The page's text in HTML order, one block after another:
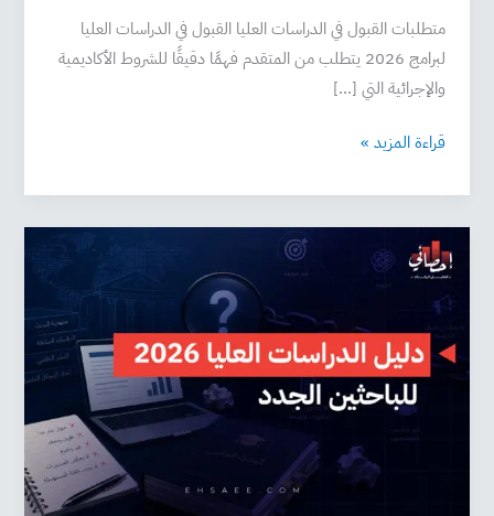
متطلبات القبول في الدراسات العليا القبول في الدراسات العليا
لبرامج 2026 يتطلب من المتقدم فهمًا دقيقًا للشروط الأكاديمية
والإجرائية التي […]
قراءة المزيد »
دليل
الدراسات
العليا
2026
للباحثين
الجدد